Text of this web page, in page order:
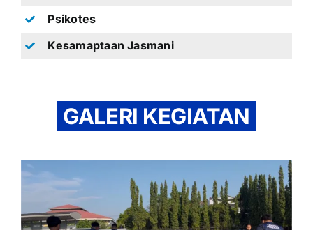
Psikotes
Kesamaptaan Jasmani
GALERI KEGIATAN